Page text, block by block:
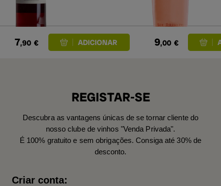
7,90 € 9,00 €
REGISTAR-SE
Descubra as vantagens únicas de se tornar cliente do
nosso clube de vinhos "Venda Privada".
É 100% gratuito e sem obrigações. Consiga até 30% de
desconto.
Criar conta: